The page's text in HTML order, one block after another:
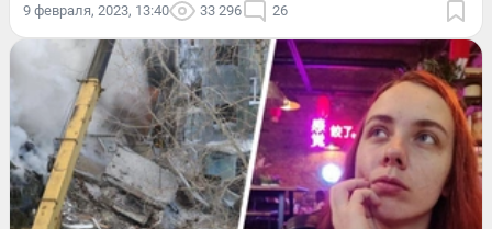
9 февраля, 2023, 13:40 33 296 26